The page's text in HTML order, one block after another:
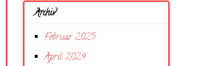
Archiv
Februar 2025
April 2024